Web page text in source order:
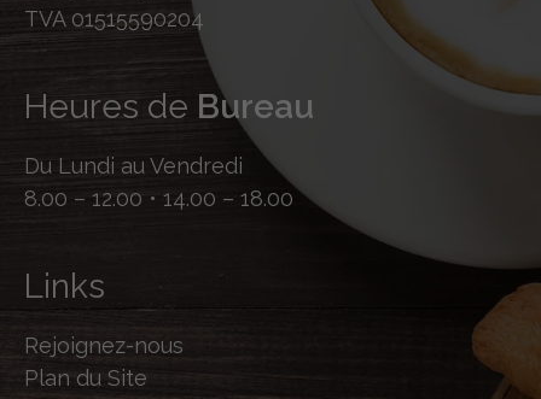
TVA 01515590204
Heures de Bureau
Du Lundi au Vendredi
8.00 – 12.00 • 14.00 – 18.00
Links
Rejoignez-nous
Plan du Site